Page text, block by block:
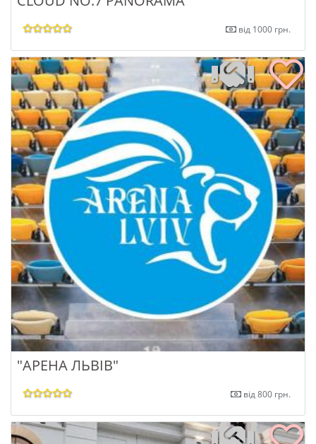
від 1000 грн.
"АРЕНА ЛЬВІВ"
від 800 грн.